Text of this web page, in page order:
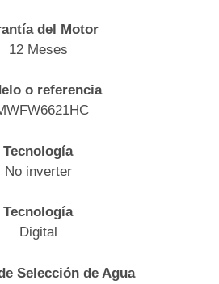
del Motor
12 Meses
o referencia
Tecnología
No inverter
Tecnología
Digital
Selección de Agua